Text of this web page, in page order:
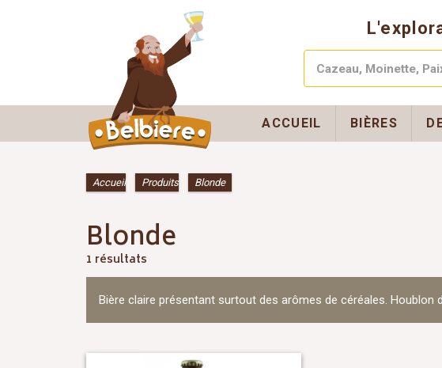
ACCUEIL BIÈRES
Accueil» Produits» Blonde
Blonde
1 résultats
Bière claire présentant surtout des arômes de céréales. Houblon